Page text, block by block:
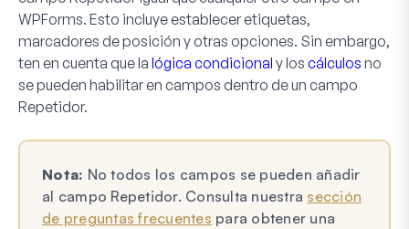
WPForms. Esto incluye establecer etiquetas,
marcadores de posición y otras opciones. Sin embargo,
ten en cuenta que la lógica condicional y los cálculos no
se pueden habilitar en campos dentro de un campo
Repetidor.
Nota: No todos los campos se pueden añadir
al campo Repetidor. Consulta nuestra sección
de preguntas frecuentes para obtener una